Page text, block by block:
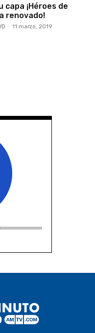
capa ¡Héroes de
renovado!
- 11 marzo, 2019